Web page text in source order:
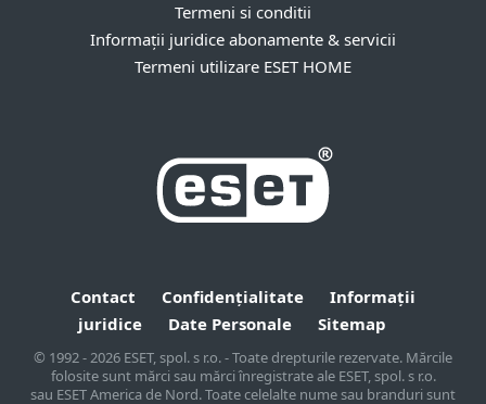
Termeni si conditii
Informații juridice abonamente & servicii
Termeni utilizare ESET HOME
Contact Confidențialitate
Informații
juridice
Date Personale Sitemap
© 1992 - 2026 ESET, spol. s r.o. - Toate drepturile rezervate. Mărcile
folosite sunt mărci sau mărci înregistrate ale ESET, spol. s r.o.
sau ESET America de Nord. Toate celelalte nume sau branduri sunt